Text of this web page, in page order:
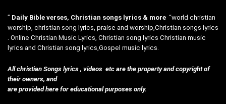
” Daily Bible verses, Christian songs lyrics & more “world christian
worship, christian song lyrics, praise and worship,Christian songs lyrics
. Online Christian Music Lyrics, Christian song lyrics Christian music
lyrics and Christian song lyrics,Gospel music lyrics.
All christian Songs lyrics , videos etc are the property and copyright of
their owners, and
are provided here for educational purposes only.